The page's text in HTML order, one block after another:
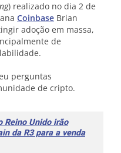
) realizado no dia 2 de
Coinbase Brian
adoção em massa,
de
perguntas
de cripto.
Reino Unido irão
da R3 para a venda